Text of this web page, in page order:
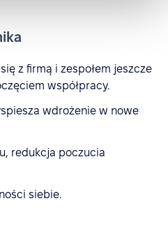
z firmą i zespołem jeszcze
współpracy.
wdrożenie w nowe
redukcja poczucia
siebie.